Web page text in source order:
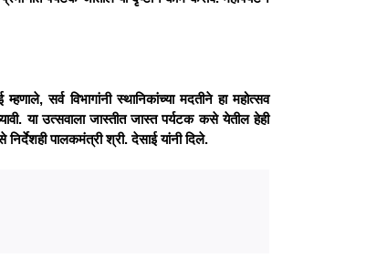
सर्व विभागांनी स्थानिकांच्या मदतीने हा महोत्सव
या उत्सवाला जास्तीत जास्त पर्यटक कसे येतील हेही
निर्देशही पालकमंत्री श्री. देसाई यांनी दिले.